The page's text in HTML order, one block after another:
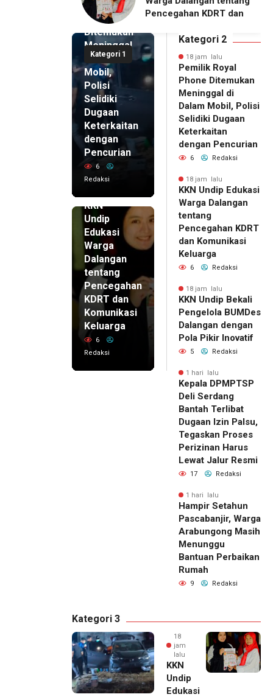
Dalangan dengan Pola
Kategori 1
Royal
Phone
Ditemukan
Meninggal
di Dalam
Mobil,
Polisi
Selidiki
Dugaan
Keterkaitan
dengan
Pencurian
6
Redaksi
KKN
Undip
Edukasi
Warga
Dalangan
tentang
Pencegahan
KDRT dan
Komunikasi
Keluarga
6
Redaksi
Kategori 2
18 jam lalu
Pemilik Royal
Phone Ditemukan
Meninggal di
Dalam Mobil, Polisi
Selidiki Dugaan
Keterkaitan
dengan Pencurian
6 Redaksi
18 jam lalu
KKN Undip Edukasi
Warga Dalangan
tentang
Pencegahan KDRT
dan Komunikasi
Keluarga
6 Redaksi
18 jam lalu
KKN Undip Bekali
Pengelola BUMDes
Dalangan dengan
Pola Pikir Inovatif
5 Redaksi
1 hari lalu
Kepala DPMPTSP
Deli Serdang
Bantah Terlibat
Dugaan Izin Palsu,
Tegaskan Proses
Perizinan Harus
Lewat Jalur Resmi
17 Redaksi
1 hari lalu
Hampir Setahun
Pascabanjir, Warga
Arabungong Masih
Menunggu
Bantuan Perbaikan
Rumah
9 Redaksi
Kategori 3
18
jam
lalu
KKN
Undip
Edukasi